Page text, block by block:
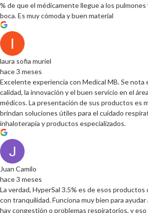
% de que el médicamente llegue a los pulmones
boca. Es muy cómoda y buen material
laura sofia muriel
hace 3 meses
Excelente experiencia con Medical MB. Se nota
calidad, la innovación y el buen servicio en el
médicos. La presentación de sus productos es
brindan soluciones útiles para el cuidado
inhaloterapia y productos especializados.
Juan Camilo
hace 3 meses
La verdad, HyperSal 3.5% es de esos productos
con tranquilidad. Funciona muy bien para
hay congestión o problemas respiratorios, y